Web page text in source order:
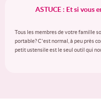
ASTUCE : Et si vous
Tous les membres de votre famille
portable? C'est normal, à peu près
petit ustensile est le seul outil qui